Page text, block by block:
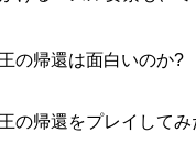
の帰還は面白いのか?
の帰還をプレイしてみ